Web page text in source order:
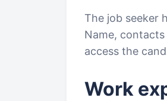
The job seeker
Name,
access the
Work